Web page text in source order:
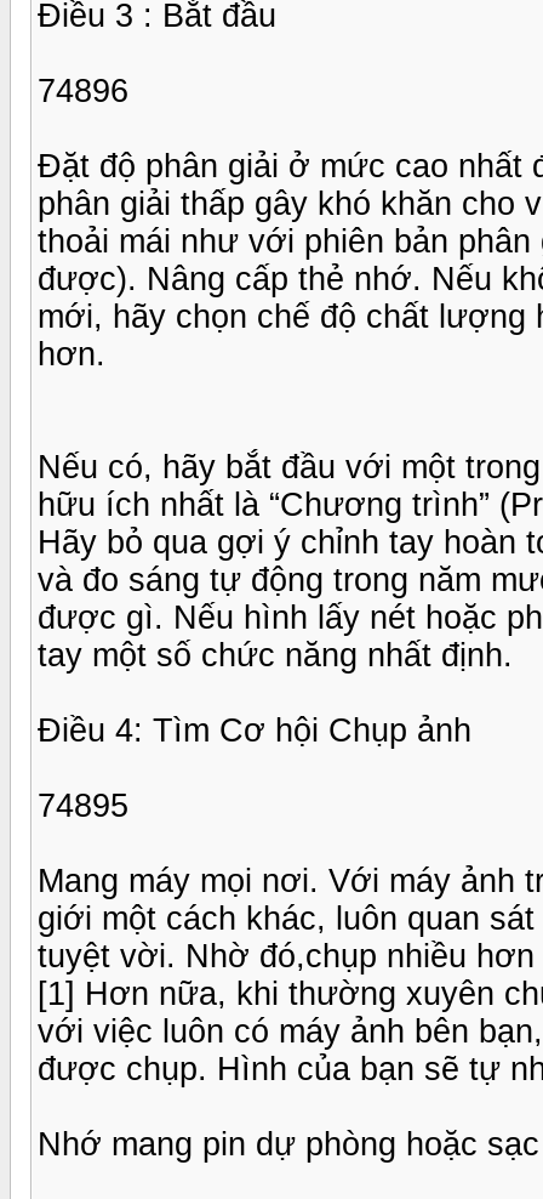
Điều 3 : Bắt đầu
74896
Đặt độ phân giải ở mức cao nhất
phân giải thấp gây khó khăn cho
thoải mái như với phiên bản
được). Nâng cấp thẻ nhớ. Nếu
mới, hãy chọn chế độ chất lượng
hơn.
Nếu có, hãy bắt đầu với một
hữu ích nhất là “Chương trình”
Hãy bỏ qua gợi ý chỉnh tay hoàn
và đo sáng tự động trong năm
được gì. Nếu hình lấy nét hoặc
tay một số chức năng nhất định.
Điều 4: Tìm Cơ hội Chụp ảnh
74895
Mang máy mọi nơi. Với máy ảnh
giới một cách khác, luôn quan
tuyệt vời. Nhờ đó,chụp nhiều
[1] Hơn nữa, khi thường xuyên
với việc luôn có máy ảnh bên
được chụp. Hình của bạn sẽ tự
Nhớ mang pin dự phòng hoặc